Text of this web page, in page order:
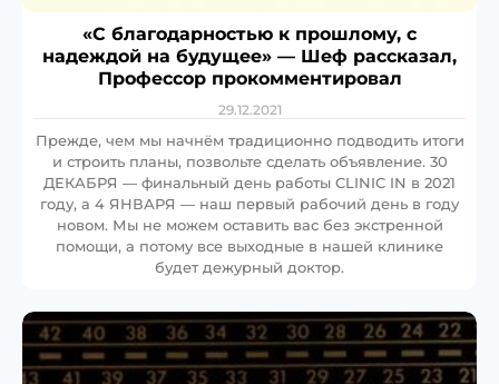
«С благодарностью к прошлому, с
надеждой на будущее» — Шеф рассказал,
Профессор прокомментировал
29.12.2021
Прежде, чем мы начнём традиционно подводить итоги
и строить планы, позвольте сделать объявление. 30
ДЕКАБРЯ — финальный день работы CLINIC IN в 2021
году, а 4 ЯНВАРЯ — наш первый рабочий день в году
новом. Мы не можем оставить вас без экстренной
помощи, а потому все выходные в нашей клинике
будет дежурный доктор.